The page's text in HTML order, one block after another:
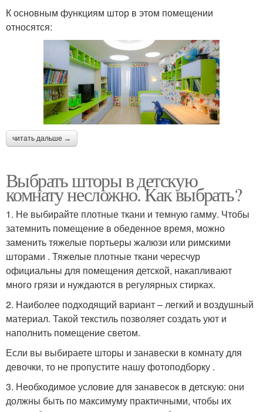
К основным функциям штор в этом помещении
относятся:
читать дальше →
Выбрать шторы в детскую
комнату несложно. Как выбрать?
1. Не выбирайте плотные ткани и темную гамму. Чтобы
затемнить помещение в обеденное время, можно
заменить тяжелые портьеры жалюзи или римскими
шторами . Тяжелые плотные ткани чересчур
официальны для помещения детской, накапливают
много грязи и нуждаются в регулярных стирках.
2. Наиболее подходящий вариант – легкий и воздушный
материал. Такой текстиль позволяет создать уют и
наполнить помещение светом.
Если вы выбираете шторы и занавески в комнату для
девочки, то не пропустите нашу фотоподборку .
3. Необходимое условие для занавесок в детскую: они
должны быть по максимуму практичными, чтобы их